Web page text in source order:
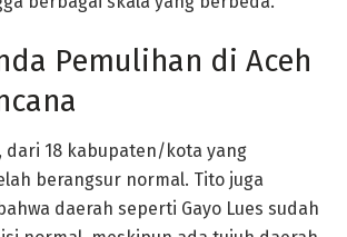
Pemulihan di Aceh
dari 18 kabupaten/kota yang
berangsur normal. Tito juga
daerah seperti Gayo Lues sudah